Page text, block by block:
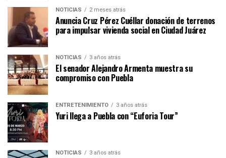
NOTICIAS 2 meses atrás
Anuncia Cruz Pérez Cuéllar donación de terrenos
para impulsar vivienda social en Ciudad Juárez
NOTICIAS 3 años atrás
El senador Alejandro Armenta muestra su
compromiso con Puebla
ENTRETENIMIENTO 3 años atrás
Yuri llega a Puebla con “Euforia Tour”
NOTICIAS 3 años atrás